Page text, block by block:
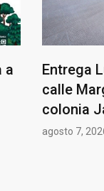
a
Entrega
calle
colonia
agosto 7,